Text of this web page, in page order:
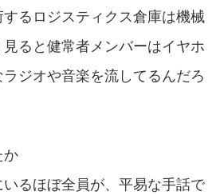
するロジスティクス倉庫は機械
ると健常者メンバーはイヤホ
ジオや音楽を流してるんだろ
か
るほぼ全員が、平易な手話で